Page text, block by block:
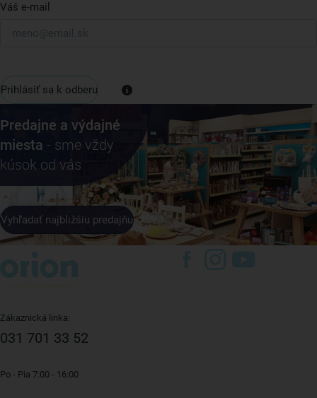
Váš e-mail
Prihlásiť sa k odberu
Predajne a výdajné
miesta - sme vždy
kúsok od vás
Vyhľadať najbližšiu predajňu
Zákaznická linka:
031 701 33 52
Po - Pia 7:00 - 16:00